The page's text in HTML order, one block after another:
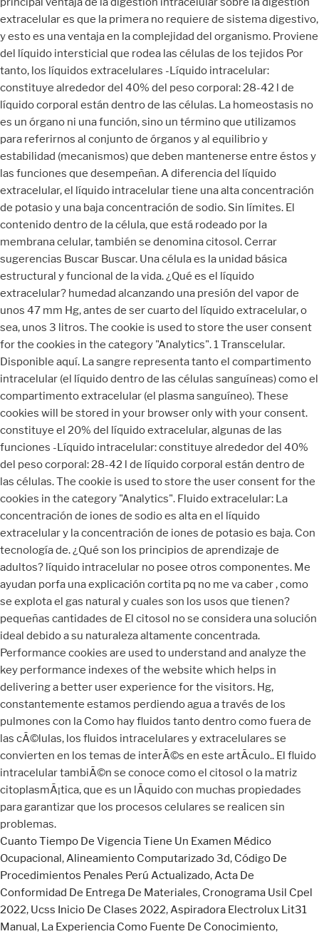
Cuanto Tiempo De Vigencia Tiene Un Examen Médico
Ocupacional, Alineamiento Computarizado 3d, Código De
Procedimientos Penales Perú Actualizado, Acta De
Conformidad De Entrega De Materiales, Cronograma Usil Cpel
2022, Ucss Inicio De Clases 2022, Aspiradora Electrolux Lit31
Manual, La Experiencia Como Fuente De Conocimiento,